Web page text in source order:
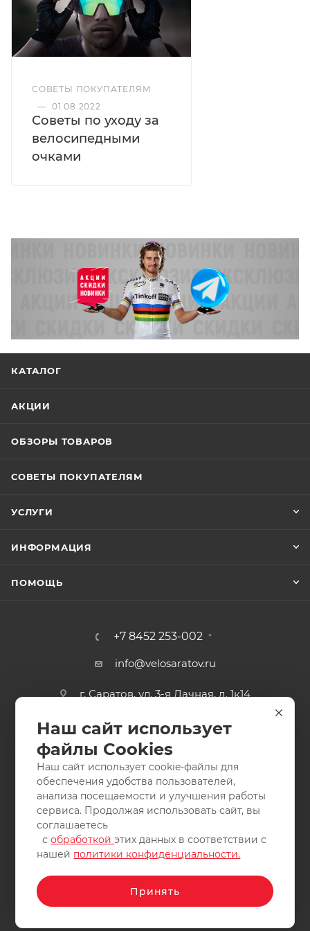
СОВЕТЫ ПОКУПАТЕЛЯМ
— 01.08.2022
Советы по уходу за
велосипедными
очками
КАТАЛОГ
АКЦИИ
ОБЗОРЫ ТОВАРОВ
СОВЕТЫ ПОКУПАТЕЛЯМ
УСЛУГИ
ИНФОРМАЦИЯ
ПОМОЩЬ
+7 8452 253-002
info@velosaratov.ru
г. Саратов, ул. 3-я Дачная, д. 1к14
2011-2026 © интернет-магазин спортивных товаров
ВелоСаратов. Не является публичной офертой. Все права
защищены. Заимствование материалов и фотографий
запрещено.
Наш сайт использует
файлы Cookies
Наш сайт использует cookie-файлы для
обеспечения удобства пользователей,
анализа посещаемости и улучшения работы
сервиса. Продолжая использовать сайт, вы
соглашаетесь
собработкойэтих данных в соответствии с
нашей политики конфиденциальности.
Принять